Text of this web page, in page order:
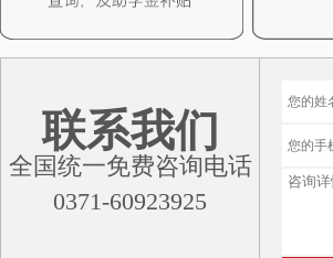
联系我们
全国统一免费咨询电话
0371-60923925